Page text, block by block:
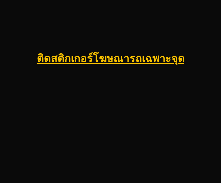
ติดสติกเกอร์โฆษณารถเฉพาะจุด